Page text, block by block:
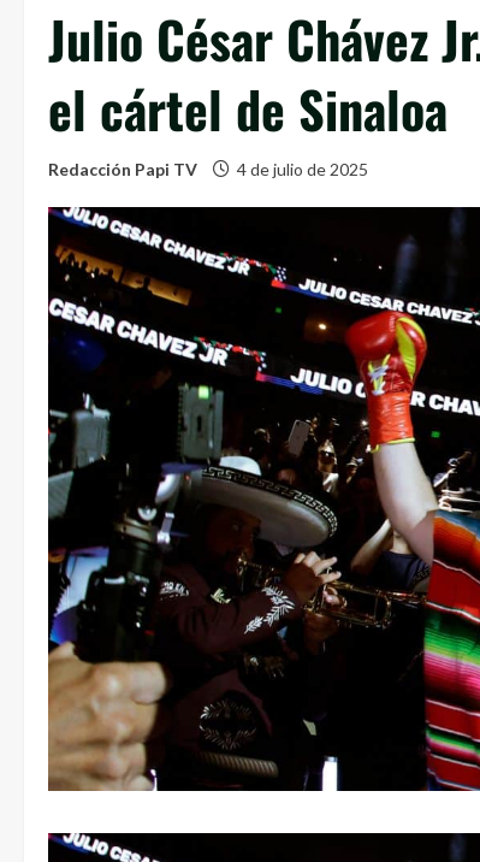
Julio César Chávez
el cártel de Sinaloa
Redacción Papi TV 4 de julio de 2025